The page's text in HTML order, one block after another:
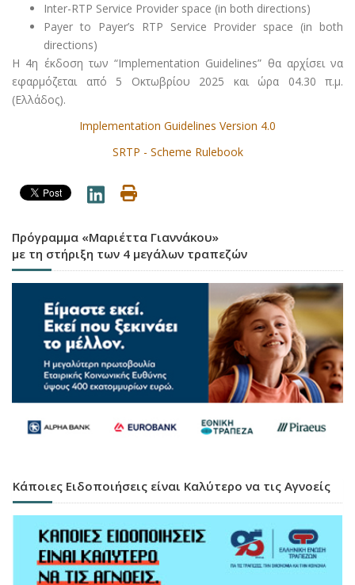
Inter-RTP Service Provider space (in both directions)
Payer to Payer’s RTP Service Provider space (in both
directions)
Η 4η έκδοση των “Implementation Guidelines” θα αρχίσει να
εφαρμόζεται από 5 Οκτωβρίου 2025 και ώρα 04.30 π.μ.
(Ελλάδος).
Implementation Guidelines Version 4.0
SRTP - Scheme Rulebook
Πρόγραμμα «Μαριέττα Γιαννάκου»
με τη στήριξη των 4 μεγάλων τραπεζών
Κάποιες Ειδοποιήσεις είναι Καλύτερο να τις Αγνοείς